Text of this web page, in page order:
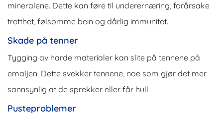
mineralene. Dette kan føre til underernæring, forårsake
tretthet, følsomme bein og dårlig immunitet.
Skade på tenner
Tygging av harde materialer kan slite på tennene på
emaljen. Dette svekker tennene, noe som gjør det mer
sannsynlig at de sprekker eller får hull.
Pusteproblemer